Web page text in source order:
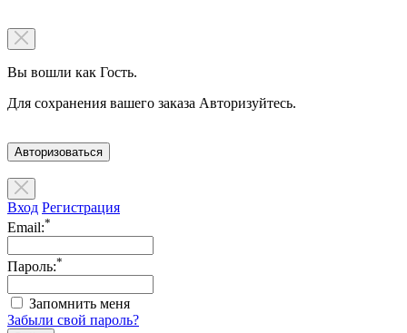
Вы вошли как Гость.
Для сохранения вашего заказа Авторизуйтесь.
Авторизоваться
Вход Регистрация
Email:*
Пароль:*
Запомнить меня
Забыли свой пароль?